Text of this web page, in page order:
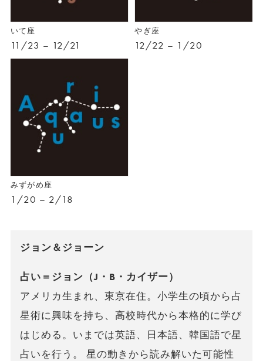
いて座
11/23 – 12/21
やぎ座
12/22 – 1/20
みずがめ座
1/20 – 2/18
ジョン＆ジョーン
占い＝ジョン（J・B・カイザー）
アメリカ生まれ、東京在住。小学生の頃から占
星術に興味を持ち、高校時代から本格的に学び
はじめる。いまでは英語、日本語、韓国語で星
占いを行う。 星の動きから読み解いた可能性